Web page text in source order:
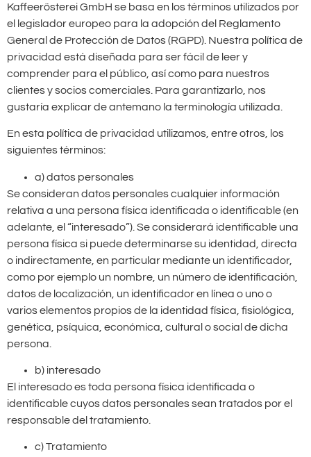
Kaffeerösterei GmbH se basa en los términos utilizados por
el legislador europeo para la adopción del Reglamento
General de Protección de Datos (RGPD). Nuestra política de
privacidad está diseñada para ser fácil de leer y
comprender para el público, así como para nuestros
clientes y socios comerciales. Para garantizarlo, nos
gustaría explicar de antemano la terminología utilizada.
En esta política de privacidad utilizamos, entre otros, los
siguientes términos:
a) datos personales
Se consideran datos personales cualquier información
relativa a una persona física identificada o identificable (en
adelante, el “interesado”). Se considerará identificable una
persona física si puede determinarse su identidad, directa
o indirectamente, en particular mediante un identificador,
como por ejemplo un nombre, un número de identificación,
datos de localización, un identificador en línea o uno o
varios elementos propios de la identidad física, fisiológica,
genética, psíquica, económica, cultural o social de dicha
persona.
b) interesado
El interesado es toda persona física identificada o
identificable cuyos datos personales sean tratados por el
responsable del tratamiento.
c) Tratamiento